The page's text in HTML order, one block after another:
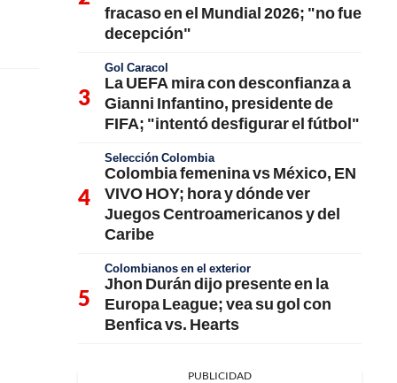
fracaso en el Mundial 2026; "no fue
decepción"
Gol Caracol
La UEFA mira con desconfianza a
Gianni Infantino, presidente de
FIFA; "intentó desfigurar el fútbol"
Selección Colombia
Colombia femenina vs México, EN
VIVO HOY; hora y dónde ver
Juegos Centroamericanos y del
Caribe
Colombianos en el exterior
Jhon Durán dijo presente en la
Europa League; vea su gol con
Benfica vs. Hearts
PUBLICIDAD